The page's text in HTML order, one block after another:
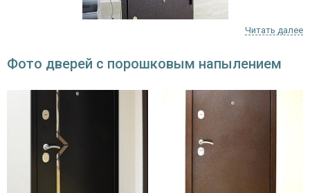
Она должна защищать от проникновения, обеспечивать
Читать далее
Фото дверей с порошковым напылением